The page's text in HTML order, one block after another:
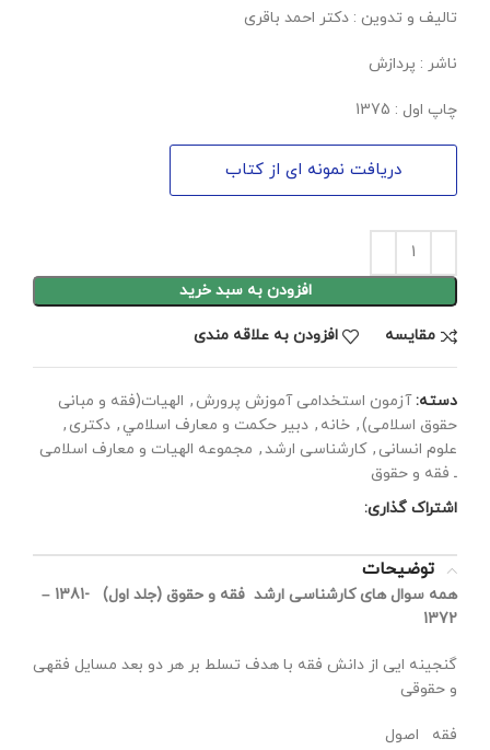
تالیف و تدوین : دکتر احمد باقری
ناشر : پردازش
چاپ اول : 1375
دریافت نمونه ای از کتاب
افزودن به سبد خرید
مقايسه افزودن به علاقه مندی
دسته: آزمون استخدامی آموزش پرورش , الهیات(فقه و مبانی
حقوق اسلامی), خانه , دبير حكمت و معارف اسلامي , دکتری ,
علوم انسانی , کارشناسی ارشد, مجموعه الهیات و معارف اسلامی
ـ فقه و حقوق
اشتراک گذاری:
توضیحات
همه سوال های کارشناسی ارشد فقه و حقوق (جلد اول) -1381 –
1372
گنجینه ایی از دانش فقه با هدف تسلط بر هر دو بعد مسایل فقهی
و حقوقی
فقه اصول